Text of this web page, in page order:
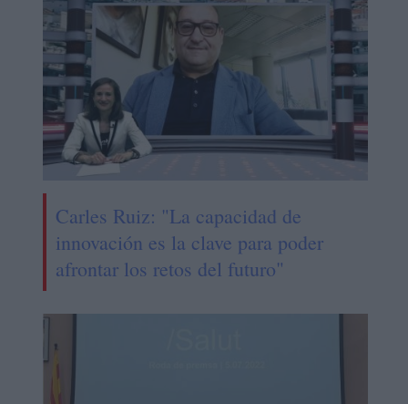
Carles Ruiz: "La capacidad de
innovación es la clave para poder
afrontar los retos del futuro"